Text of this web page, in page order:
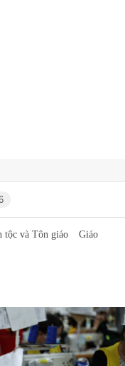
tộc và Tôn giáo Giáo dục